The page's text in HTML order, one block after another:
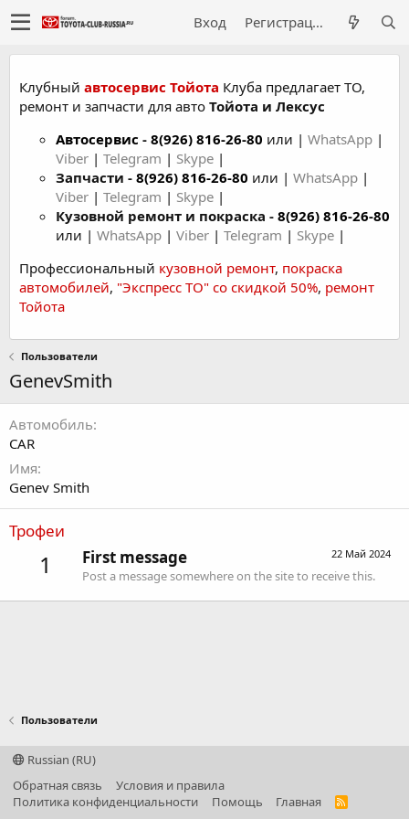
Вход Регистрация
Клубный автосервис Тойота Клуба предлагает ТО,
ремонт и запчасти для авто Тойота и Лексус
Автосервис - 8(926) 816-26-80 или | WhatsApp |
Viber | Telegram | Skype |
Запчасти - 8(926) 816-26-80 или | WhatsApp |
Viber | Telegram | Skype |
Кузовной ремонт и покраска - 8(926) 816-26-80
или | WhatsApp | Viber | Telegram | Skype |
Профессиональный кузовной ремонт, покраска
автомобилей, "Экспресс ТО" со скидкой 50%, ремонт
Тойота
Пользователи
GenevSmith
Автомобиль
CAR
Имя
Genev Smith
Трофеи
1 22 Май 2024
First message
Post a message somewhere on the site to receive this.
Пользователи
Russian (RU)
Обратная связь
Условия и правила
Политика конфиденциальности
Помощь Главная
R